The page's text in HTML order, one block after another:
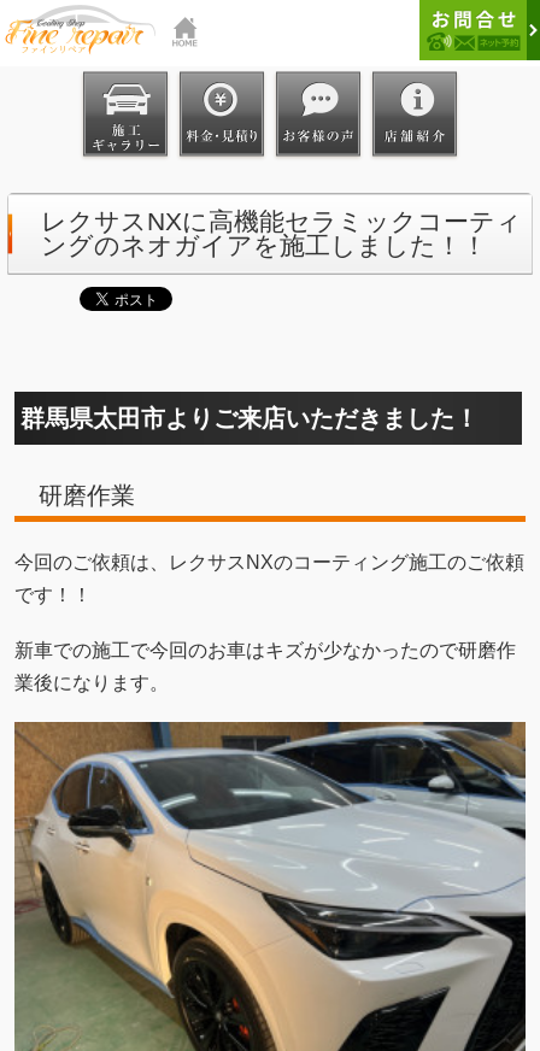
レクサスNXに高機能セラミックコーティ
ングのネオガイアを施工しました！！
群馬県太田市よりご来店いただきました！
研磨作業
今回のご依頼は、レクサスNXのコーティング施工のご依頼
です！！
新車での施工で今回のお車はキズが少なかったので研磨作
業後になります。